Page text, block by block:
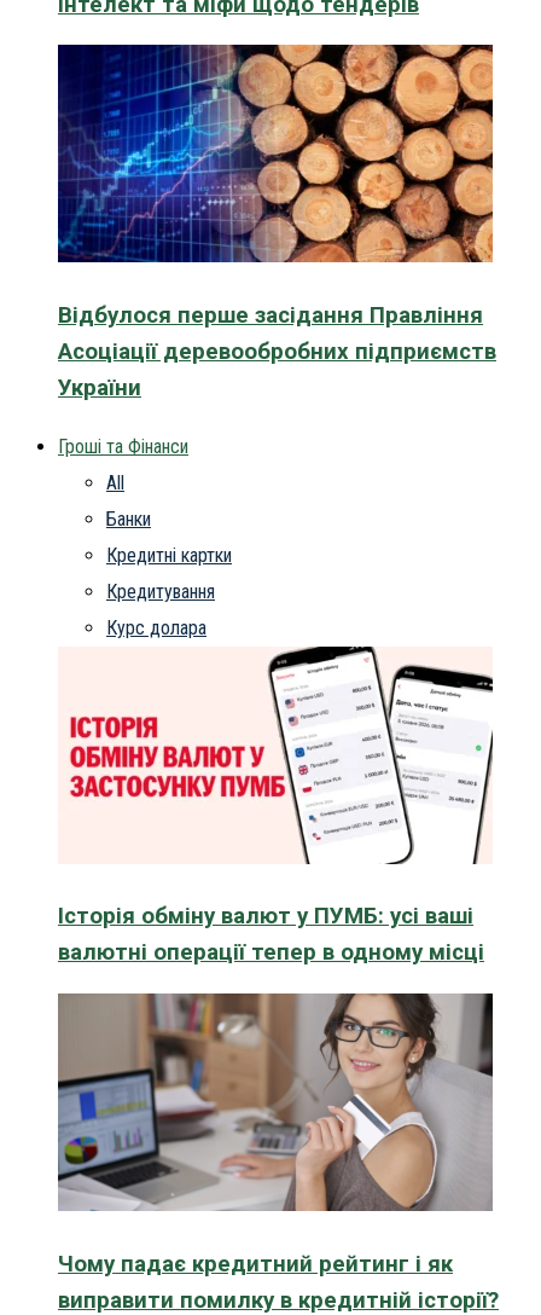
Відбулося перше засідання Правління
Асоціації деревообробних підприємств
України
Гроші та Фінанси
All
Банки
Кредитні картки
Кредитування
Курс долара
Історія обміну валют у ПУМБ: усі ваші
валютні операції тепер в одному місці
Чому падає кредитний рейтинг і як
виправити помилку в кредитній історії?